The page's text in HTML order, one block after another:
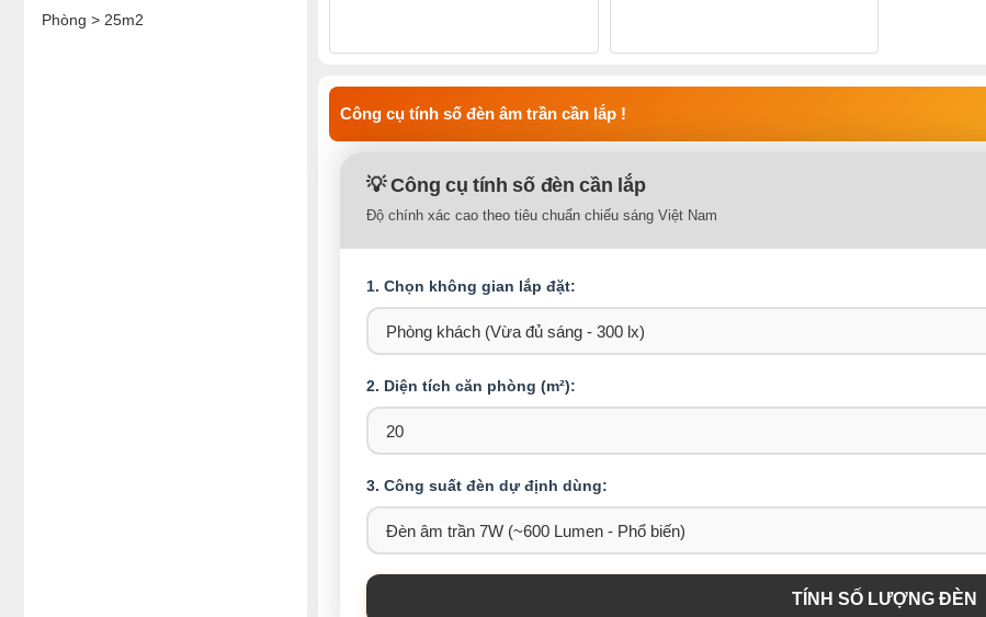
Phòng > 25m2
Công cụ tính số đèn âm trần cần lắp !
💡 Công cụ tính số đèn cần lắp
Độ chính xác cao theo tiêu chuẩn chiếu sáng Việt Nam
1. Chọn không gian lắp đặt:
2. Diện tích căn phòng (m²):
3. Công suất đèn dự định dùng:
TÍNH SỐ LƯỢNG ĐÈN